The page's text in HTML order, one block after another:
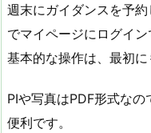
週末にガイダンスを予
でマイページにログイン
基本的な操作は、最初に
PIや写真はPDF形式な
便利です。